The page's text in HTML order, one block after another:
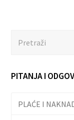
PITANJA I
PLAĆE I